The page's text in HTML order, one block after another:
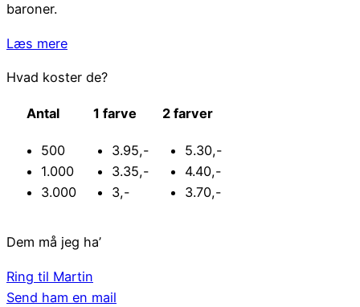
baroner.
Læs mere
Hvad koster de?
Antal 1 farve 2 farver
500
1.000
3.000
3.95,-
3.35,-
3,-
5.30,-
4.40,-
3.70,-
Dem må jeg ha’
Ring til Martin
Send ham en mail